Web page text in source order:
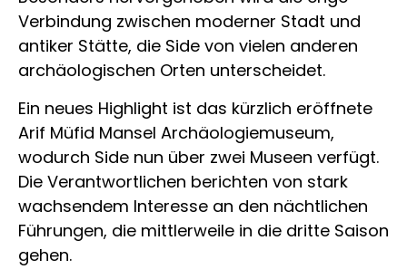
Verbindung zwischen moderner Stadt und
antiker Stätte, die Side von vielen anderen
archäologischen Orten unterscheidet.
Ein neues Highlight ist das kürzlich eröffnete
Arif Müfid Mansel Archäologiemuseum,
wodurch Side nun über zwei Museen verfügt.
Die Verantwortlichen berichten von stark
wachsendem Interesse an den nächtlichen
Führungen, die mittlerweile in die dritte Saison
gehen.